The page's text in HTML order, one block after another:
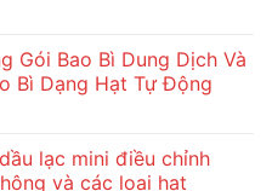
Gói Bao Bì Dung Dịch Và
Bì Dạng Hạt Tự Động
lạc mini điều chỉnh
và các loại hạt